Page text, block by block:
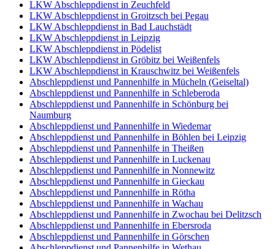
LKW Abschleppdienst in Zeuchfeld
LKW Abschleppdienst in Groitzsch bei Pegau
LKW Abschleppdienst in Bad Lauchstädt
LKW Abschleppdienst in Leipzig
LKW Abschleppdienst in Pödelist
LKW Abschleppdienst in Gröbitz bei Weißenfels
LKW Abschleppdienst in Krauschwitz bei Weißenfels
Abschleppdienst und Pannenhilfe in Mücheln (Geiseltal)
Abschleppdienst und Pannenhilfe in Schleberoda
Abschleppdienst und Pannenhilfe in Schönburg bei
Naumburg
Abschleppdienst und Pannenhilfe in Wiedemar
Abschleppdienst und Pannenhilfe in Böhlen bei Leipzig
Abschleppdienst und Pannenhilfe in Theißen
Abschleppdienst und Pannenhilfe in Luckenau
Abschleppdienst und Pannenhilfe in Nonnewitz
Abschleppdienst und Pannenhilfe in Gieckau
Abschleppdienst und Pannenhilfe in Rötha
Abschleppdienst und Pannenhilfe in Wachau
Abschleppdienst und Pannenhilfe in Zwochau bei Delitzsch
Abschleppdienst und Pannenhilfe in Ebersroda
Abschleppdienst und Pannenhilfe in Görschen